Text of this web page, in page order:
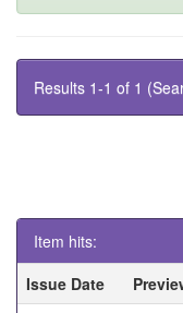
Results 1-1 of 1
Item hits:
Issue Date